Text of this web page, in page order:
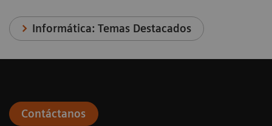
Informática: Temas Destacados
Contáctanos